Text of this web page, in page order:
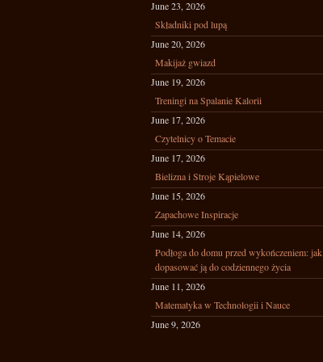
June 23, 2026
Składniki pod lupą
June 20, 2026
Makijaż gwiazd
June 19, 2026
Treningi na Spalanie Kalorii
June 17, 2026
Czytelnicy o Temacie
June 17, 2026
Bielizna i Stroje Kąpielowe
June 15, 2026
Zapachowe Inspiracje
June 14, 2026
Podłoga do domu przed wykończeniem: jak
dopasować ją do codziennego życia
June 11, 2026
Matematyka w Technologii i Nauce
June 9, 2026